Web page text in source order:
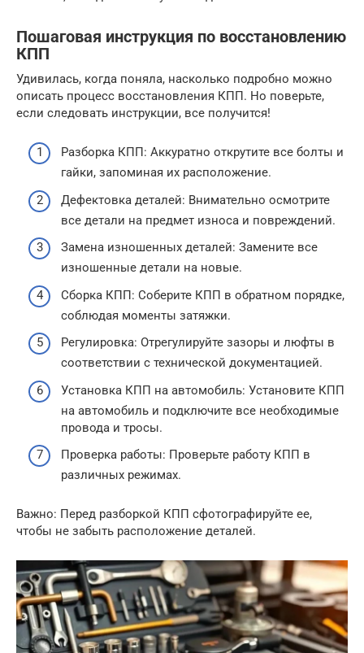
Пошаговая инструкция по восстановлению
КПП
Удивилась, когда поняла, насколько подробно можно
описать процесс восстановления КПП. Но поверьте,
если следовать инструкции, все получится!
Разборка КПП: Аккуратно открутите все болты и
гайки, запоминая их расположение.
Дефектовка деталей: Внимательно осмотрите
все детали на предмет износа и повреждений.
Замена изношенных деталей: Замените все
изношенные детали на новые.
Сборка КПП: Соберите КПП в обратном порядке,
соблюдая моменты затяжки.
Регулировка: Отрегулируйте зазоры и люфты в
соответствии с технической документацией.
Установка КПП на автомобиль: Установите КПП
на автомобиль и подключите все необходимые
провода и тросы.
Проверка работы: Проверьте работу КПП в
различных режимах.
Важно: Перед разборкой КПП сфотографируйте ее,
чтобы не забыть расположение деталей.